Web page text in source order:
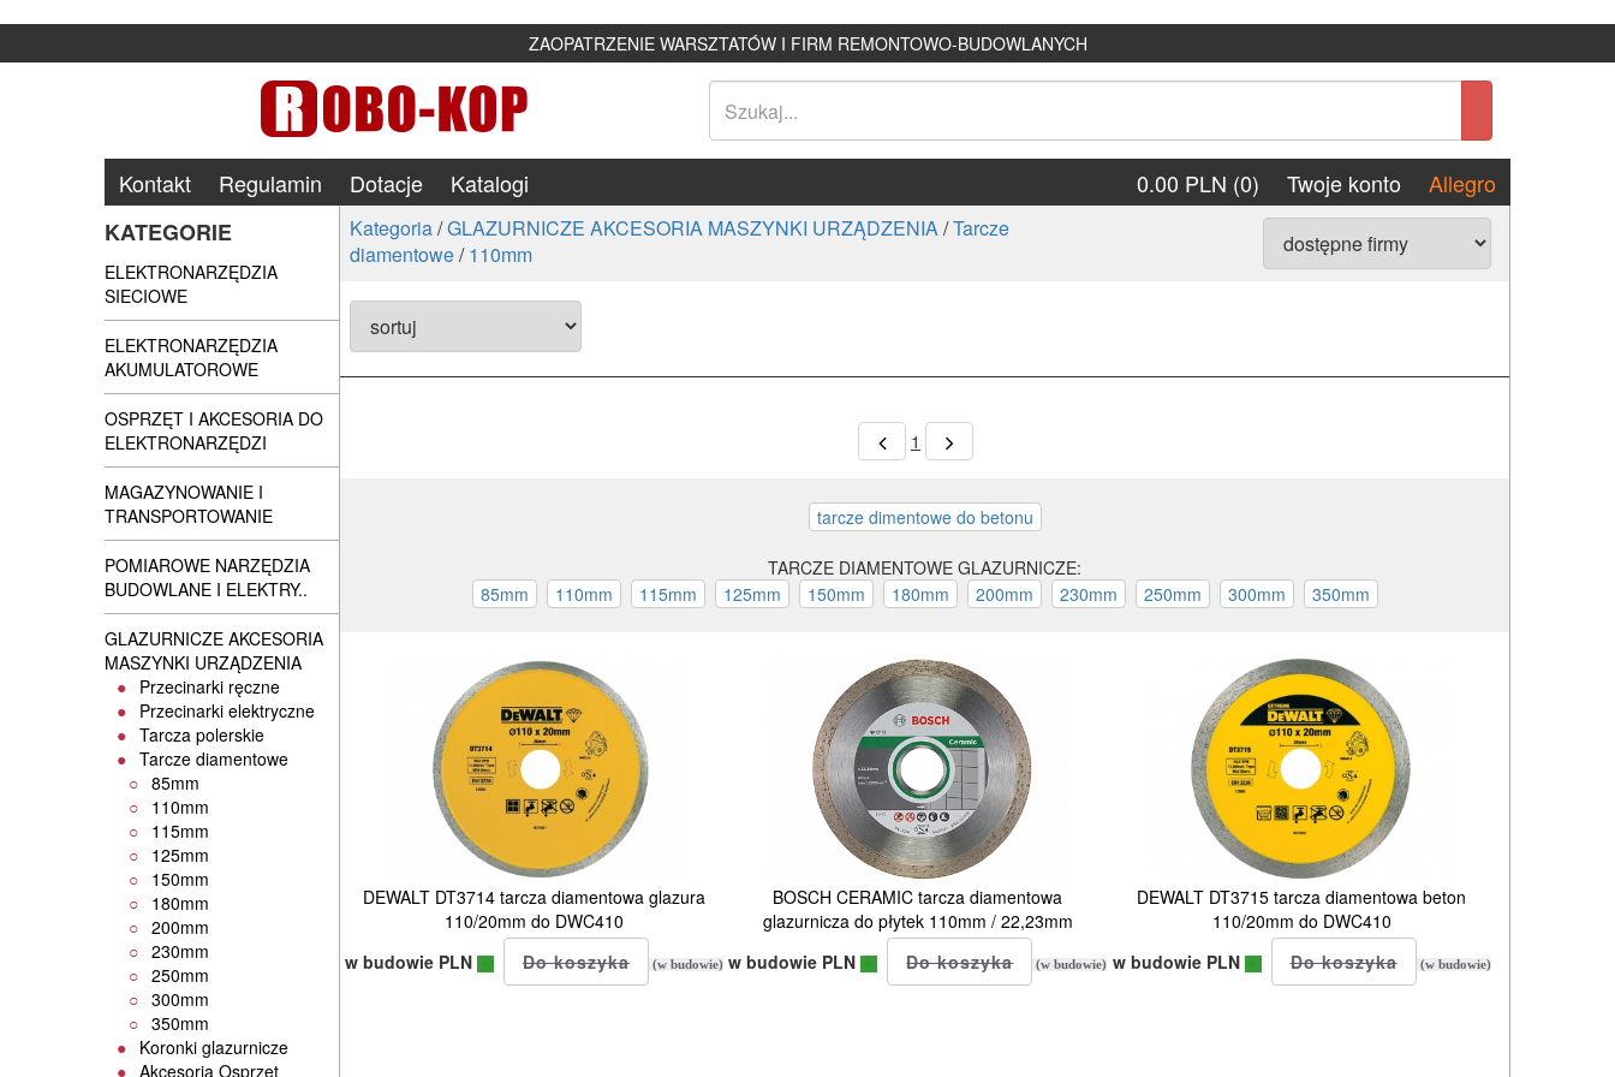
ZAOPATRZENIE WARSZTATÓW I FIRM REMONTOWO-BUDOWLANYCH
Kontakt Regulamin Dotacje Katalogi 0.00 PLN (0) Twoje konto
Allegro
KATEGORIE
ELEKTRONARZĘDZIA
SIECIOWE
ELEKTRONARZĘDZIA
AKUMULATOROWE
OSPRZĘT I AKCESORIA DO
ELEKTRONARZĘDZI
MAGAZYNOWANIE I
TRANSPORTOWANIE
POMIAROWE NARZĘDZIA
BUDOWLANE I ELEKTRY..
GLAZURNICZE AKCESORIA
MASZYNKI URZĄDZENIA
Przecinarki ręczne
Przecinarki elektryczne
Tarcza polerskie
Tarcze diamentowe
85mm
110mm
115mm
125mm
150mm
180mm
200mm
230mm
250mm
300mm
350mm
Koronki glazurnicze
Akcesoria Osprzęt
Kategoria/GLAZURNICZE AKCESORIA MASZYNKI URZĄDZENIA/Tarcze
diamentowe/110mm
1
TARCZE DIAMENTOWE GLAZURNICZE:
DEWALT DT3714 tarcza diamentowa glazura
110/20mm do DWC410
w budowie PLN
(w budowie)
BOSCH CERAMIC tarcza diamentowa
glazurnicza do płytek 110mm / 22,23mm
w budowie PLN
(w budowie)
DEWALT DT3715 tarcza diamentowa beton
110/20mm do DWC410
w budowie PLN
(w budowie)